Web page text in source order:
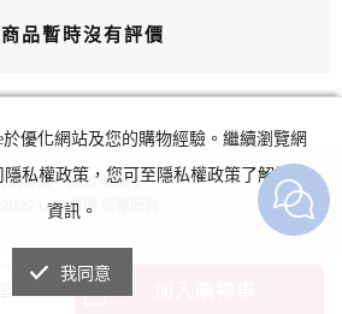
品暫時沒有評價
購專線：0922422717
2022 UTO嚴選 版權所有
優化網站及您的購物經驗。繼續瀏覽網
私權政策，您可至隱私權政策了解詳細
資訊。
我同意